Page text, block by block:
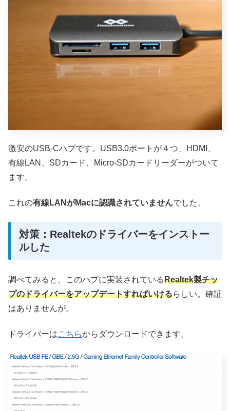
激安のUSB-Cハブです。USB3.0ポートが４つ、HDMI、
有線LAN、SDカード、Micro-SDカードリーダーがついて
ます。
これの有線LANがMacに認識されていませんでした。
対策：Realtekのドライバーをインストー
ルした
調べてみると、このハブに実装されているRealtek製チッ
プのドライバーをアップデートすればいけるらしい。確証
はありませんが。
ドライバーはこちらからダウンロードできます。